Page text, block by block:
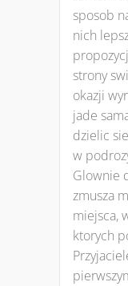
sposob
nich
strony
okazji
jade
dzielic
w
Glownie
zmusza
miejsca,
ktorych